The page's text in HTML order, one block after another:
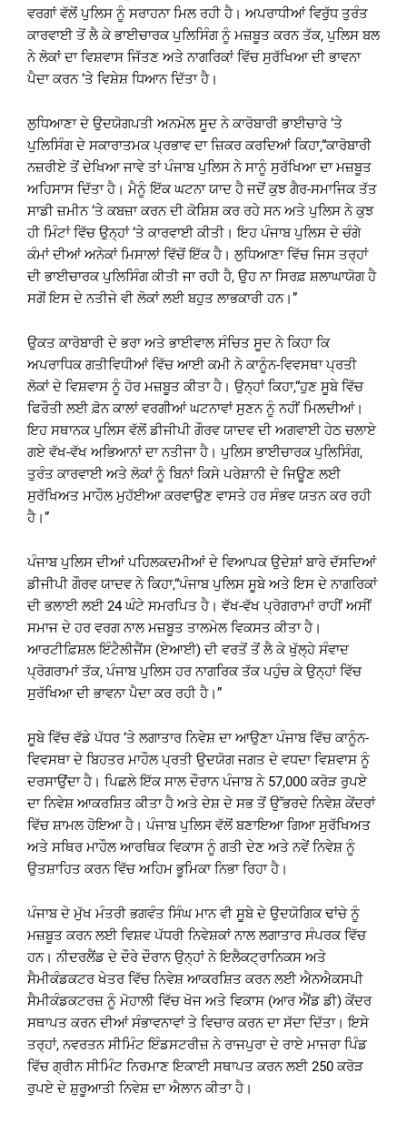
ਵਰਗਾਂ ਵੱਲੋਂ ਪੁਲਿਸ ਨੂੰ ਸਰਾਹਨਾ ਮਿਲ ਰਹੀ ਹੈ। ਅਪਰਾਧੀਆਂ ਵਿਰੁੱਧ ਤੁਰੰਤ
ਕਾਰਵਾਈ ਤੋਂ ਲੈ ਕੇ ਭਾਈਚਾਰਕ ਪੁਲਿਸਿੰਗ ਨੂੰ ਮਜ਼ਬੂਤ ਕਰਨ ਤੱਕ, ਪੁਲਿਸ ਬਲ
ਨੇ ਲੋਕਾਂ ਦਾ ਵਿਸ਼ਵਾਸ ਜਿੱਤਣ ਅਤੇ ਨਾਗਰਿਕਾਂ ਵਿੱਚ ਸੁਰੱਖਿਆ ਦੀ ਭਾਵਨਾ
ਪੈਦਾ ਕਰਨ ‘ਤੇ ਵਿਸ਼ੇਸ਼ ਧਿਆਨ ਦਿੱਤਾ ਹੈ।
ਲੁਧਿਆਣਾ ਦੇ ਉਦਯੋਗਪਤੀ ਅਨਮੋਲ ਸੂਦ ਨੇ ਕਾਰੋਬਾਰੀ ਭਾਈਚਾਰੇ ‘ਤੇ
ਪੁਲਿਸਿੰਗ ਦੇ ਸਕਾਰਾਤਮਕ ਪ੍ਰਭਾਵ ਦਾ ਜ਼ਿਕਰ ਕਰਦਿਆਂ ਕਿਹਾ,“ਕਾਰੋਬਾਰੀ
ਨਜ਼ਰੀਏ ਤੋਂ ਦੇਖਿਆ ਜਾਵੇ ਤਾਂ ਪੰਜਾਬ ਪੁਲਿਸ ਨੇ ਸਾਨੂੰ ਸੁਰੱਖਿਆ ਦਾ ਮਜ਼ਬੂਤ
ਅਹਿਸਾਸ ਦਿੱਤਾ ਹੈ। ਮੈਨੂੰ ਇੱਕ ਘਟਨਾ ਯਾਦ ਹੈ ਜਦੋਂ ਕੁਝ ਗੈਰ-ਸਮਾਜਿਕ ਤੱਤ
ਸਾਡੀ ਜ਼ਮੀਨ ‘ਤੇ ਕਬਜ਼ਾ ਕਰਨ ਦੀ ਕੋਸ਼ਿਸ਼ ਕਰ ਰਹੇ ਸਨ ਅਤੇ ਪੁਲਿਸ ਨੇ ਕੁਝ
ਹੀ ਮਿੰਟਾਂ ਵਿੱਚ ਉਨ੍ਹਾਂ ‘ਤੇ ਕਾਰਵਾਈ ਕੀਤੀ। ਇਹ ਪੰਜਾਬ ਪੁਲਿਸ ਦੇ ਚੰਗੇ
ਕੰਮਾਂ ਦੀਆਂ ਅਨੇਕਾਂ ਮਿਸਾਲਾਂ ਵਿੱਚੋਂ ਇੱਕ ਹੈ। ਲੁਧਿਆਣਾ ਵਿੱਚ ਜਿਸ ਤਰ੍ਹਾਂ
ਦੀ ਭਾਈਚਾਰਕ ਪੁਲਿਸਿੰਗ ਕੀਤੀ ਜਾ ਰਹੀ ਹੈ, ਉਹ ਨਾ ਸਿਰਫ਼ ਸ਼ਲਾਘਾਯੋਗ ਹੈ
ਸਗੋਂ ਇਸ ਦੇ ਨਤੀਜੇ ਵੀ ਲੋਕਾਂ ਲਈ ਬਹੁਤ ਲਾਭਕਾਰੀ ਹਨ।”
ਉਕਤ ਕਾਰੋਬਾਰੀ ਦੇ ਭਰਾ ਅਤੇ ਭਾਈਵਾਲ ਸੰਚਿਤ ਸੂਦ ਨੇ ਕਿਹਾ ਕਿ
ਅਪਰਾਧਿਕ ਗਤੀਵਿਧੀਆਂ ਵਿੱਚ ਆਈ ਕਮੀ ਨੇ ਕਾਨੂੰਨ-ਵਿਵਸਥਾ ਪ੍ਰਤੀ
ਲੋਕਾਂ ਦੇ ਵਿਸ਼ਵਾਸ ਨੂੰ ਹੋਰ ਮਜ਼ਬੂਤ ਕੀਤਾ ਹੈ। ਉਨ੍ਹਾਂ ਕਿਹਾ,“ਹੁਣ ਸੂਬੇ ਵਿੱਚ
ਫਿਰੌਤੀ ਲਈ ਫ਼ੋਨ ਕਾਲਾਂ ਵਰਗੀਆਂ ਘਟਨਾਵਾਂ ਸੁਣਨ ਨੂੰ ਨਹੀਂ ਮਿਲਦੀਆਂ।
ਇਹ ਸਥਾਨਕ ਪੁਲਿਸ ਵੱਲੋਂ ਡੀਜੀਪੀ ਗੌਰਵ ਯਾਦਵ ਦੀ ਅਗਵਾਈ ਹੇਠ ਚਲਾਏ
ਗਏ ਵੱਖ-ਵੱਖ ਅਭਿਆਨਾਂ ਦਾ ਨਤੀਜਾ ਹੈ। ਪੁਲਿਸ ਭਾਈਚਾਰਕ ਪੁਲਿਸਿੰਗ,
ਤੁਰੰਤ ਕਾਰਵਾਈ ਅਤੇ ਲੋਕਾਂ ਨੂੰ ਬਿਨਾਂ ਕਿਸੇ ਪਰੇਸ਼ਾਨੀ ਦੇ ਜਿਊਣ ਲਈ
ਸੁਰੱਖਿਅਤ ਮਾਹੌਲ ਮੁਹੱਈਆ ਕਰਵਾਉਣ ਵਾਸਤੇ ਹਰ ਸੰਭਵ ਯਤਨ ਕਰ ਰਹੀ
ਹੈ।”
ਪੰਜਾਬ ਪੁਲਿਸ ਦੀਆਂ ਪਹਿਲਕਦਮੀਆਂ ਦੇ ਵਿਆਪਕ ਉਦੇਸ਼ਾਂ ਬਾਰੇ ਦੱਸਦਿਆਂ
ਡੀਜੀਪੀ ਗੌਰਵ ਯਾਦਵ ਨੇ ਕਿਹਾ,“ਪੰਜਾਬ ਪੁਲਿਸ ਸੂਬੇ ਅਤੇ ਇਸ ਦੇ ਨਾਗਰਿਕਾਂ
ਦੀ ਭਲਾਈ ਲਈ 24 ਘੰਟੇ ਸਮਰਪਿਤ ਹੈ। ਵੱਖ-ਵੱਖ ਪ੍ਰੋਗਰਾਮਾਂ ਰਾਹੀਂ ਅਸੀਂ
ਸਮਾਜ ਦੇ ਹਰ ਵਰਗ ਨਾਲ ਮਜ਼ਬੂਤ ਤਾਲਮੇਲ ਵਿਕਸਤ ਕੀਤਾ ਹੈ।
ਆਰਟੀਫ਼ਿਸ਼ਲ ਇੰਟੈਲੀਜੈਂਸ (ਏਆਈ) ਦੀ ਵਰਤੋਂ ਤੋਂ ਲੈ ਕੇ ਖੁੱਲ੍ਹੇ ਸੰਵਾਦ
ਪ੍ਰੋਗਰਾਮਾਂ ਤੱਕ, ਪੰਜਾਬ ਪੁਲਿਸ ਹਰ ਨਾਗਰਿਕ ਤੱਕ ਪਹੁੰਚ ਕੇ ਉਨ੍ਹਾਂ ਵਿੱਚ
ਸੁਰੱਖਿਆ ਦੀ ਭਾਵਨਾ ਪੈਦਾ ਕਰ ਰਹੀ ਹੈ।”
ਸੂਬੇ ਵਿੱਚ ਵੱਡੇ ਪੱਧਰ ‘ਤੇ ਲਗਾਤਾਰ ਨਿਵੇਸ਼ ਦਾ ਆਉਣਾ ਪੰਜਾਬ ਵਿੱਚ ਕਾਨੂੰਨ-
ਵਿਵਸਥਾ ਦੇ ਬਿਹਤਰ ਮਾਹੌਲ ਪ੍ਰਤੀ ਉਦਯੋਗ ਜਗਤ ਦੇ ਵਧਦਾ ਵਿਸ਼ਵਾਸ ਨੂੰ
ਦਰਸਾਉਂਦਾ ਹੈ। ਪਿਛਲੇ ਇੱਕ ਸਾਲ ਦੌਰਾਨ ਪੰਜਾਬ ਨੇ 57,000 ਕਰੋੜ ਰੁਪਏ
ਦਾ ਨਿਵੇਸ਼ ਆਕਰਸ਼ਿਤ ਕੀਤਾ ਹੈ ਅਤੇ ਦੇਸ਼ ਦੇ ਸਭ ਤੋਂ ਉੱਭਰਦੇ ਨਿਵੇਸ਼ ਕੇਂਦਰਾਂ
ਵਿੱਚ ਸ਼ਾਮਲ ਹੋਇਆ ਹੈ। ਪੰਜਾਬ ਪੁਲਿਸ ਵੱਲੋਂ ਬਣਾਇਆ ਗਿਆ ਸੁਰੱਖਿਅਤ
ਅਤੇ ਸਥਿਰ ਮਾਹੌਲ ਆਰਥਿਕ ਵਿਕਾਸ ਨੂੰ ਗਤੀ ਦੇਣ ਅਤੇ ਨਵੇਂ ਨਿਵੇਸ਼ ਨੂੰ
ਉਤਸ਼ਾਹਿਤ ਕਰਨ ਵਿੱਚ ਅਹਿਮ ਭੂਮਿਕਾ ਨਿਭਾ ਰਿਹਾ ਹੈ।
ਪੰਜਾਬ ਦੇ ਮੁੱਖ ਮੰਤਰੀ ਭਗਵੰਤ ਸਿੰਘ ਮਾਨ ਵੀ ਸੂਬੇ ਦੇ ਉਦਯੋਗਿਕ ਢਾਂਚੇ ਨੂੰ
ਮਜ਼ਬੂਤ ਕਰਨ ਲਈ ਵਿਸ਼ਵ ਪੱਧਰੀ ਨਿਵੇਸ਼ਕਾਂ ਨਾਲ ਲਗਾਤਾਰ ਸੰਪਰਕ ਵਿੱਚ
ਹਨ। ਨੀਦਰਲੈਂਡ ਦੇ ਦੌਰੇ ਦੌਰਾਨ ਉਨ੍ਹਾਂ ਨੇ ਇਲੈਕਟ੍ਰਾਨਿਕਸ ਅਤੇ
ਸੈਮੀਕੰਡਕਟਰ ਖੇਤਰ ਵਿੱਚ ਨਿਵੇਸ਼ ਆਕਰਸ਼ਿਤ ਕਰਨ ਲਈ ਐਨਐਕਸਪੀ
ਸੈਮੀਕੰਡਕਟਰਜ਼ ਨੂੰ ਮੋਹਾਲੀ ਵਿੱਚ ਖੋਜ ਅਤੇ ਵਿਕਾਸ (ਆਰ ਐਂਡ ਡੀ) ਕੇਂਦਰ
ਸਥਾਪਤ ਕਰਨ ਦੀਆਂ ਸੰਭਾਵਨਾਵਾਂ ਤੇ ਵਿਚਾਰ ਕਰਨ ਦਾ ਸੱਦਾ ਦਿੱਤਾ। ਇਸੇ
ਤਰ੍ਹਾਂ, ਨਵਰਤਨ ਸੀਮਿੰਟ ਇੰਡਸਟਰੀਜ਼ ਨੇ ਰਾਜਪੁਰਾ ਦੇ ਰਾਏ ਮਾਜਰਾ ਪਿੰਡ
ਵਿੱਚ ਗ੍ਰੀਨ ਸੀਮਿੰਟ ਨਿਰਮਾਣ ਇਕਾਈ ਸਥਾਪਤ ਕਰਨ ਲਈ 250 ਕਰੋੜ
ਰੁਪਏ ਦੇ ਸ਼ੁਰੂਆਤੀ ਨਿਵੇਸ਼ ਦਾ ਐਲਾਨ ਕੀਤਾ ਹੈ।